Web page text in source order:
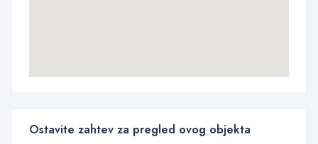
Ostavite zahtev za pregled ovog objekta